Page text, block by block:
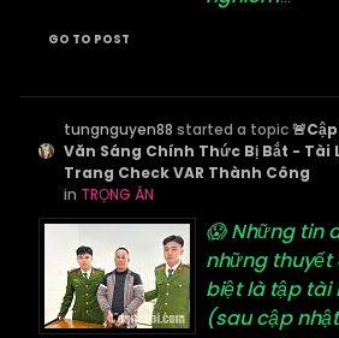
GO TO POST
tungnguyen88 started a topic
Văn Sáng Chính Thức Bị Bắt - Tài
Trang Check VAR Thành Công
in TRỌNG ÁN
😱 Những tin
những
biệt là tập tài
(sau cập